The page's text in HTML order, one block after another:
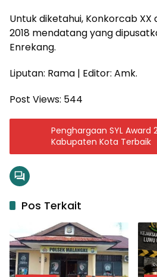
Untuk diketahui, Konkorcab
2018 mendatang yang
Enrekang.
Liputan: Rama | Editor: Amk.
Post Views: 544
Penghargaan SYL Award
Kabupaten Kota Terbaik
Pos Terkait